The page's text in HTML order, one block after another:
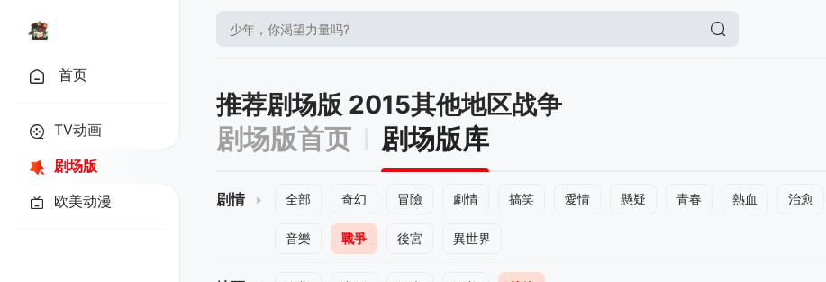
首页
TV动画
剧场版
欧美动漫
推荐剧场版 2015其他地区战争
剧场版首页 剧场版库
剧情 全部 奇幻 冒險 劇情 搞笑 愛情 懸疑 青春 熱血 治愈
音樂 戰爭 後宮 異世界